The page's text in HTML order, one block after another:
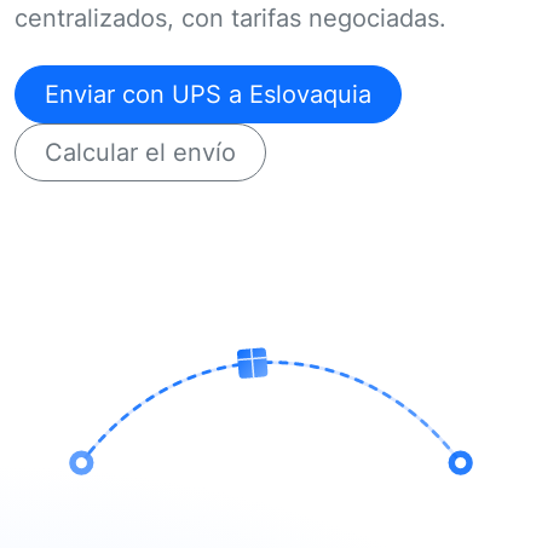
centralizados, con tarifas negociadas.
Enviar con UPS a Eslovaquia
Calcular el envío